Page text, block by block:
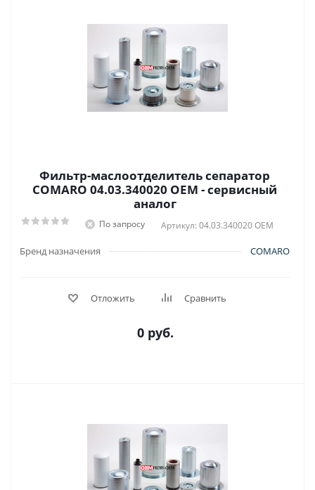
Фильтр-маслоотделитель сепаратор
COMARO 04.03.340020 OEM - сервисный
аналог
По запросу Артикул: 04.03.340020 OEM
Бренд назначения COMARO
Отложить Сравнить
0 руб.